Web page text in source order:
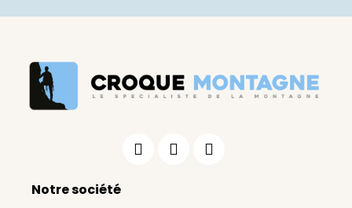
Notre société